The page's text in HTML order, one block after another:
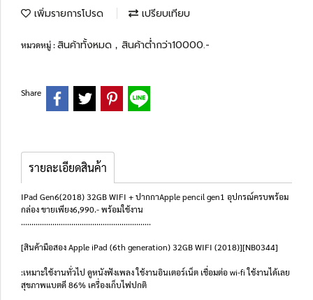
เพิ่มรายการโปรด เปรียบเทียบ
หมวดหมู่ :สินค้าทั้งหมด , สินค้าต่ำกว่า10000.-
Share
รายละเอียดสินค้า
IPad Gen6(2018) 32GB WIFI + ปากกาApple pencil gen1 อุปกรณ์ครบพร้อม
กล่อง ขายเพียง6,990.- พร้อมใช้งาน
..............................................................
[สินค้ามือสอง Apple iPad (6th generation) 32GB WIFI (2018)][NB0344]
:เหมาะใช้งานทั่วไป ดูหนังฟังเพลง ใช้งานอินเตอร์เน็ต เชื่อมต่อ wi-fi ใช้งานได้เลย
สุขภาพแบตดี 86% เครื่องเก็บไฟปกติ